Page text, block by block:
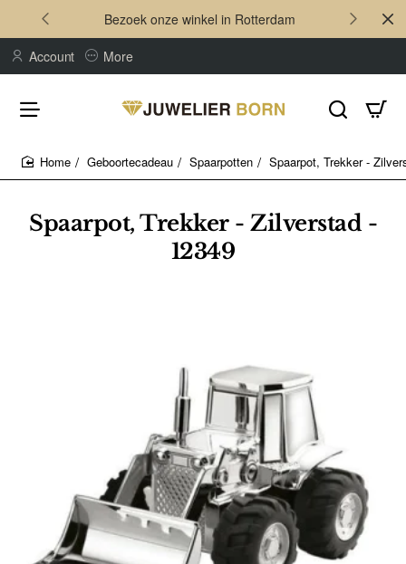
Bezoek onze winkel in Rotterdam
Account More
Spaarpot, Trekker - Zilverstad -
12349
Geboortecadeau Spaarpotten Spaarpot, Trekker -